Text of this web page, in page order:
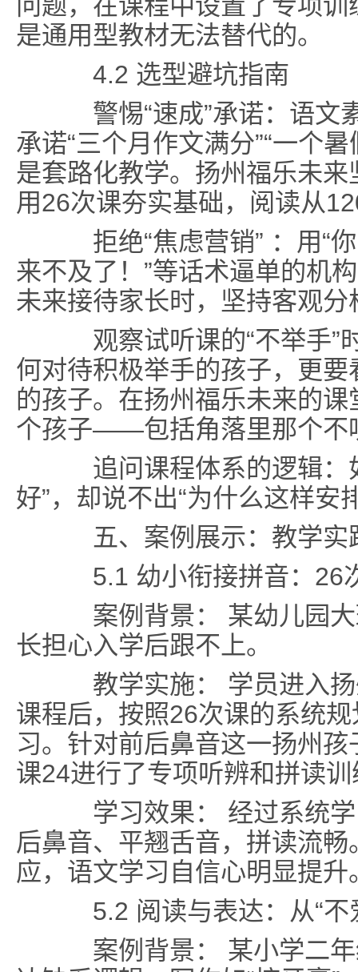
是通用型教材无法替代的。
4.2 选型避坑指南
警惕“速成”承诺：语文
承诺“三个月作文满分”“一个
是套路化教学。扬州福乐未
用26次课夯实基础，阅读从
拒绝“焦虑营销” ：用“
来不及了！”等话术逼单的机
未来接待家长时，坚持客观
观察试听课的“不举手”
何对待积极举手的孩子，更
的孩子。在扬州福乐未来的
个孩子——包括角落里那个不
追问课程体系的逻辑：
好”，却说不出“为什么这样安
五、案例展示：教学实
5.1 幼小衔接拼音：26
案例背景： 某幼儿园大
长担心入学后跟不上。
教学实施： 学员进入扬
课程后，按照26次课的系统
习。针对前后鼻音这一扬州
课24进行了专项听辨和拼读训
学习效果： 经过系统学
后鼻音、平翘舌音，拼读流
应，语文学习自信心明显提升
5.2 阅读与表达：从“不
案例背景： 某小学二年